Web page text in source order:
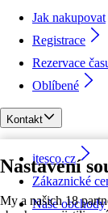
Nastavení
My a našich 18
Jak nakupovat
Registrace
Rezervace
Oblíbené
Kontakt
itesco.cz
Zákaznické
Naše obchody